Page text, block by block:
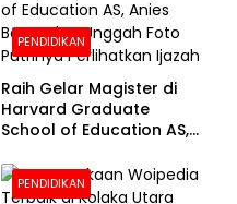
PENDIDIKAN
Raih Gelar Magister di
Harvard Graduate
School of Education AS,
Foto Putrinya Perlihatkan
Ijazah
PENDIDIKAN